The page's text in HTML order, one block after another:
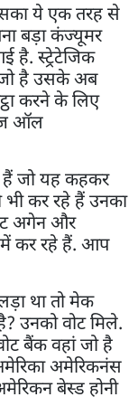
ये एक तरह से
बड़ा कंज्यूमर
है. स्ट्रेटेजिक
है उसके अब
करने के लिए
ऑल
हैं जो यह कहकर
भी कर रहे हैं उनका
अगेन और
में कर रहे हैं. आप
था तो मेक
उनको वोट मिले.
बैंक वहां जो है
अमेरिकनंस
बेस्ड होनी